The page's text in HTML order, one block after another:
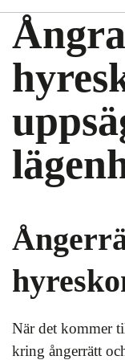
När det kommer
kring ångerrätt